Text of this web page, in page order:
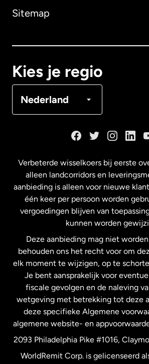
Sitemap
Kies je regio
Nederland
Maleisië
Nederland
Nieuw-Zeeland
Spanje
Verenigd Koninkrijk
Verenigde Staten
Verbeterde wisselkoers bij eerste
alleen landcorridors en
aanbieding is alleen voor nieuwe
één keer per persoon worden
vergoedingen blijven van
kunnen worden
Deze aanbieding mag niet
behouden ons het recht voor om
elk moment te wijzigen, op te
Je bent aansprakelijk voor
fiscale gevolgen en de naleving
wetgeving met betrekking tot deze
deze specifieke Algemene
algemene website- en
2093 Philadelphia Pike #1016,
WorldRemit Corp. is gelicenseerd